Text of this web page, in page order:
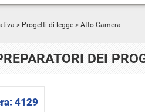
> Progetti di legge > Atto Camera
DEI
4129